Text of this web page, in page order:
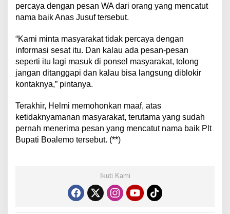
percaya dengan pesan WA dari orang yang mencatut
nama baik Anas Jusuf tersebut.
“Kami minta masyarakat tidak percaya dengan
informasi sesat itu. Dan kalau ada pesan-pesan
seperti itu lagi masuk di ponsel masyarakat, tolong
jangan ditanggapi dan kalau bisa langsung diblokir
kontaknya,” pintanya.
Terakhir, Helmi memohonkan maaf, atas
ketidaknyamanan masyarakat, terutama yang sudah
pernah menerima pesan yang mencatut nama baik Plt
Bupati Boalemo tersebut. (**)
Ikuti Kami